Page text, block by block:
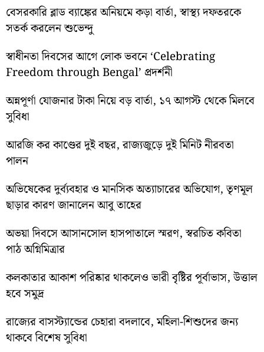
বেসরকারি ব্লাড ব্যাঙ্কের অনিয়মে কড়া বার্তা, স্বাস্থ্য দফতরকে
সতর্ক করলেন শুভেন্দু
স্বাধীনতা দিবসের আগে লোক ভবনে ‘Celebrating
Freedom through Bengal’ প্রদর্শনী
অন্নপূর্ণা যোজনার টাকা নিয়ে বড় বার্তা, ১৭ আগস্ট থেকে মিলবে
সুবিধা
আরজি কর কাণ্ডের দুই বছর, রাজ্যজুড়ে দুই মিনিট নীরবতা
পালন
অভিষেকের দুর্ব্যবহার ও মানসিক অত্যাচারের অভিযোগ, তৃণমূল
ছাড়ার কারণ জানালেন আবু তাহের
অভয়া দিবসে আসানসোল হাসপাতালে স্মরণ, স্বরচিত কবিতা
পাঠ অগ্নিমিত্রার
কলকাতার আকাশ পরিষ্কার থাকলেও ভারী বৃষ্টির পূর্বাভাস, উত্তাল
হবে সমুদ্র
রাজ্যের বাসস্ট্যান্ডের চেহারা বদলাবে, মহিলা-শিশুদের জন্য
থাকবে বিশেষ সুবিধা